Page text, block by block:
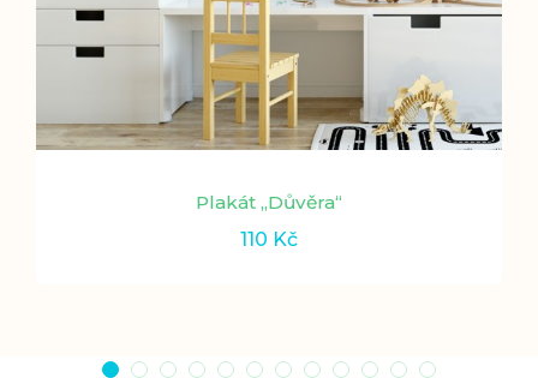
Plakát „Důvěra“
110 Kč